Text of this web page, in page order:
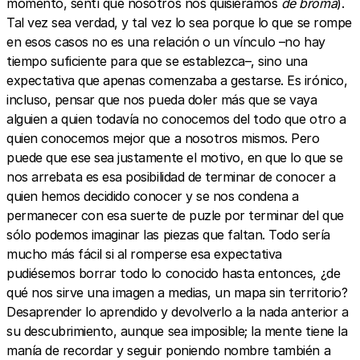
Tal vez sea verdad, y tal vez lo sea porque lo que se rompe
en esos casos no es una relación o un vínculo –no hay
tiempo suficiente para que se establezca–, sino una
expectativa que apenas comenzaba a gestarse. Es irónico,
incluso, pensar que nos pueda doler más que se vaya
alguien a quien todavía no conocemos del todo que otro a
quien conocemos mejor que a nosotros mismos. Pero
puede que ese sea justamente el motivo, en que lo que se
nos arrebata es esa posibilidad de terminar de conocer a
quien hemos decidido conocer y se nos condena a
permanecer con esa suerte de puzle por terminar del que
sólo podemos imaginar las piezas que faltan. Todo sería
mucho más fácil si al romperse esa expectativa
pudiésemos borrar todo lo conocido hasta entonces, ¿de
qué nos sirve una imagen a medias, un mapa sin territorio?
Desaprender lo aprendido y devolverlo a la nada anterior a
su descubrimiento, aunque sea imposible; la mente tiene la
manía de recordar y seguir poniendo nombre también a